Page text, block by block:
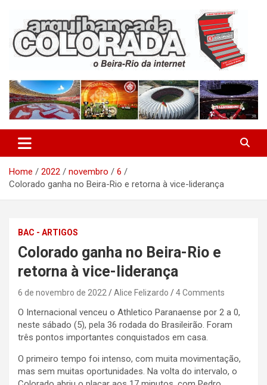
content
Arquibancada Colorada
Home 2022 novembro
6
Colorado ganha no Beira-Rio e retorna à vice-liderança
BAC - ARTIGOS
Colorado ganha no Beira-Rio e
retorna à vice-liderança
6 de novembro de 2022 Alice Felizardo 4 Comments
O Internacional venceu o Athletico Paranaense por 2 a 0,
neste sábado (5), pela 36 rodada do Brasileirão. Foram
três pontos importantes conquistados em casa.
O primeiro tempo foi intenso, com muita movimentação,
mas sem muitas oportunidades. Na volta do intervalo, o